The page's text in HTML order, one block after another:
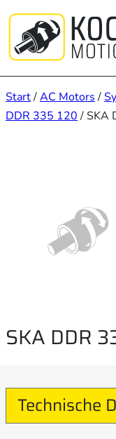
Inhalt
springen
Start/AC Motors /
DDR 335 120 / SKA
SKA DDR
Technische